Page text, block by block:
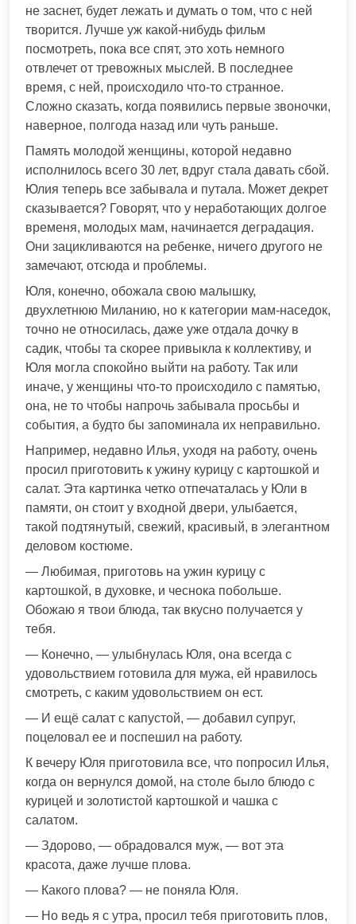
не заснет, будет лежать и думать о том, что с ней
творится. Лучше уж какой-нибудь фильм
посмотреть, пока все спят, это хоть немного
отвлечет от тревожных мыслей. В последнее
время, с ней, происходило что-то странное.
Сложно сказать, когда появились первые звоночки,
наверное, полгода назад или чуть раньше.
Память молодой женщины, которой недавно
исполнилось всего 30 лет, вдруг стала давать сбой.
Юлия теперь все забывала и путала. Может декрет
сказывается? Говорят, что у неработающих долгое
временя, молодых мам, начинается деградация.
Они зацикливаются на ребенке, ничего другого не
замечают, отсюда и проблемы.
Юля, конечно, обожала свою малышку,
двухлетнюю Миланию, но к категории мам-наседок,
точно не относилась, даже уже отдала дочку в
садик, чтобы та скорее привыкла к коллективу, и
Юля могла спокойно выйти на работу. Так или
иначе, у женщины что-то происходило с памятью,
она, не то чтобы напрочь забывала просьбы и
события, а будто бы запоминала их неправильно.
Например, недавно Илья, уходя на работу, очень
просил приготовить к ужину курицу с картошкой и
салат. Эта картинка четко отпечаталась у Юли в
памяти, он стоит у входной двери, улыбается,
такой подтянутый, свежий, красивый, в элегантном
деловом костюме.
— Любимая, приготовь на ужин курицу с
картошкой, в духовке, и чеснока побольше.
Обожаю я твои блюда, так вкусно получается у
тебя.
— Конечно, — улыбнулась Юля, она всегда с
удовольствием готовила для мужа, ей нравилось
смотреть, с каким удовольствием он ест.
— И ещё салат с капустой, — добавил супруг,
поцеловал ее и поспешил на работу.
К вечеру Юля приготовила все, что попросил Илья,
когда он вернулся домой, на столе было блюдо с
курицей и золотистой картошкой и чашка с
салатом.
— Здорово, — обрадовался муж, — вот эта
красота, даже лучше плова.
— Какого плова? — не поняла Юля.
— Но ведь я с утра, просил тебя приготовить плов,